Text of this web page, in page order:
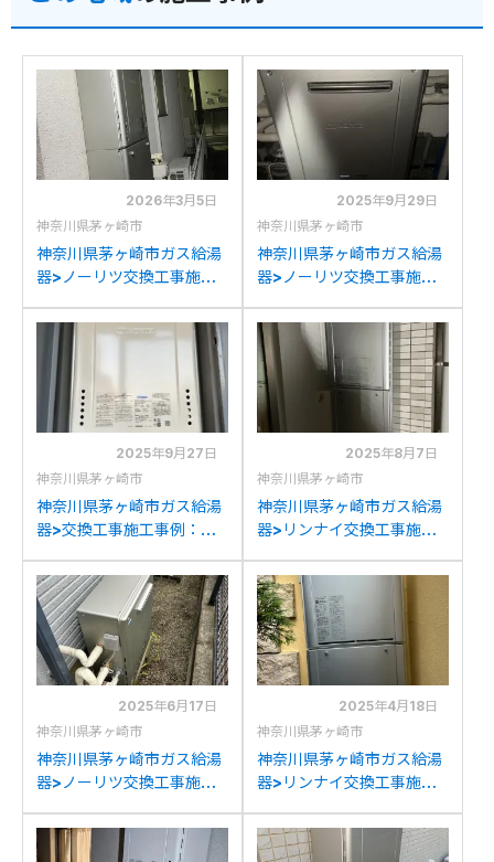
2026年3月5日
神奈川県茅ヶ崎市
神奈川県茅ヶ崎市ガス給湯
器>ノーリツ交換工事施工
C2452SAWXからノーリ
ツGT-C2472SAW BLへの
交換
2025年9月29日
神奈川県茅ヶ崎市
神奈川県茅ヶ崎市ガス給湯
器>ノーリツ交換工事施工
2012SAからノーリツGT-
C2072SAR BLへの交換
2025年9月27日
神奈川県茅ヶ崎市
神奈川県茅ヶ崎市ガス給湯
器>交換工事施工事例：ノ
からノーリツGT-
2470SAW-T BLへの交換
2025年8月7日
神奈川県茅ヶ崎市
神奈川県茅ヶ崎市ガス給湯
器>リンナイ交換工事施工
K2402AA2-3(A)からリン
ナイRUFH-E2407AW2-
3(A)への交換
2025年6月17日
神奈川県茅ヶ崎市
神奈川県茅ヶ崎市ガス給湯
器>ノーリツ交換工事施工
1628(S)AXからノーリツ
GT-C1672SAR BLへの交
2025年4月18日
神奈川県茅ヶ崎市
神奈川県茅ヶ崎市ガス給湯
器>リンナイ交換工事施工
20T3からリンナイRUF-
K206SAWへの交換